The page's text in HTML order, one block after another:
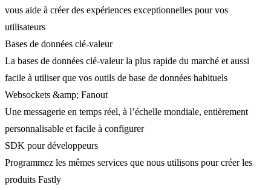
vous aide à créer des expériences exceptionnelles pour vos
utilisateurs
Bases de données clé-valeur
La bases de données clé-valeur la plus rapide du marché et aussi
facile à utiliser que vos outils de base de données habituels
Websockets &amp; Fanout
Une messagerie en temps réel, à l’échelle mondiale, entièrement
personnalisable et facile à configurer
SDK pour développeurs
Programmez les mêmes services que nous utilisons pour créer les
produits Fastly